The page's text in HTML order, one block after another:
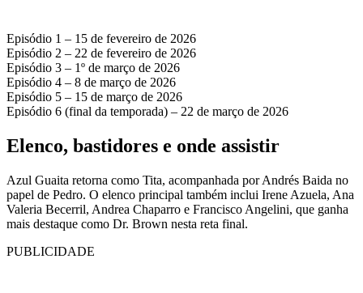
Episódio 1 – 15 de fevereiro de 2026
Episódio 2 – 22 de fevereiro de 2026
Episódio 3 – 1º de março de 2026
Episódio 4 – 8 de março de 2026
Episódio 5 – 15 de março de 2026
Episódio 6 (final da temporada) – 22 de março de 2026
Elenco, bastidores e onde assistir
Azul Guaita retorna como Tita, acompanhada por Andrés Baida no
papel de Pedro. O elenco principal também inclui Irene Azuela, Ana
Valeria Becerril, Andrea Chaparro e Francisco Angelini, que ganha
mais destaque como Dr. Brown nesta reta final.
PUBLICIDADE